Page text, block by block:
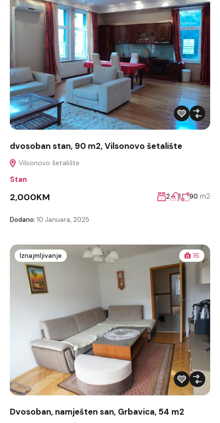
dvosoban stan, 90 m2, Vilsonovo šetalište
Vilsonovo šetalište
Stan
2,000KM 2 1 90 m2
Dodano: 10 Januara, 2025
Iznajmljivanje 16
Dvosoban, namješten san, Grbavica, 54 m2